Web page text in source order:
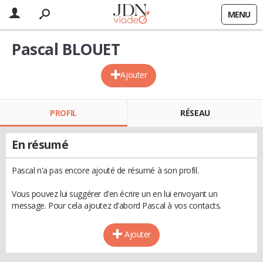
MENU
Ajouter
Pascal BLOUET
PROFIL RÉSEAU
En résumé
Pascal n'a pas encore ajouté de résumé à son profil.
Vous pouvez lui suggérer d'en écrire un en lui envoyant un
message. Pour cela ajoutez d'abord Pascal à vos contacts.
Ajouter